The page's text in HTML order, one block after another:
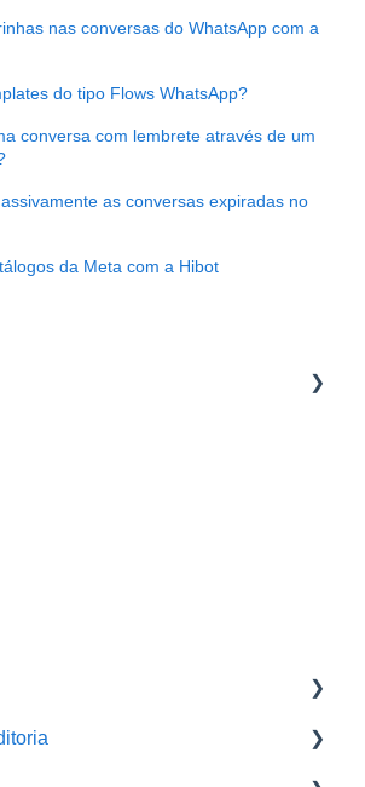
nas conversas do WhatsApp com a
do tipo Flows WhatsApp?
conversa com lembrete através de um
as conversas expiradas no
da Meta com a Hibot